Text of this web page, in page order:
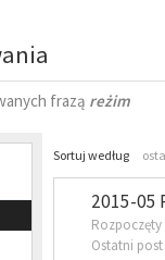
frazą reżim
Sortuj według
2015-05
Rozpoczęty
Ostatni